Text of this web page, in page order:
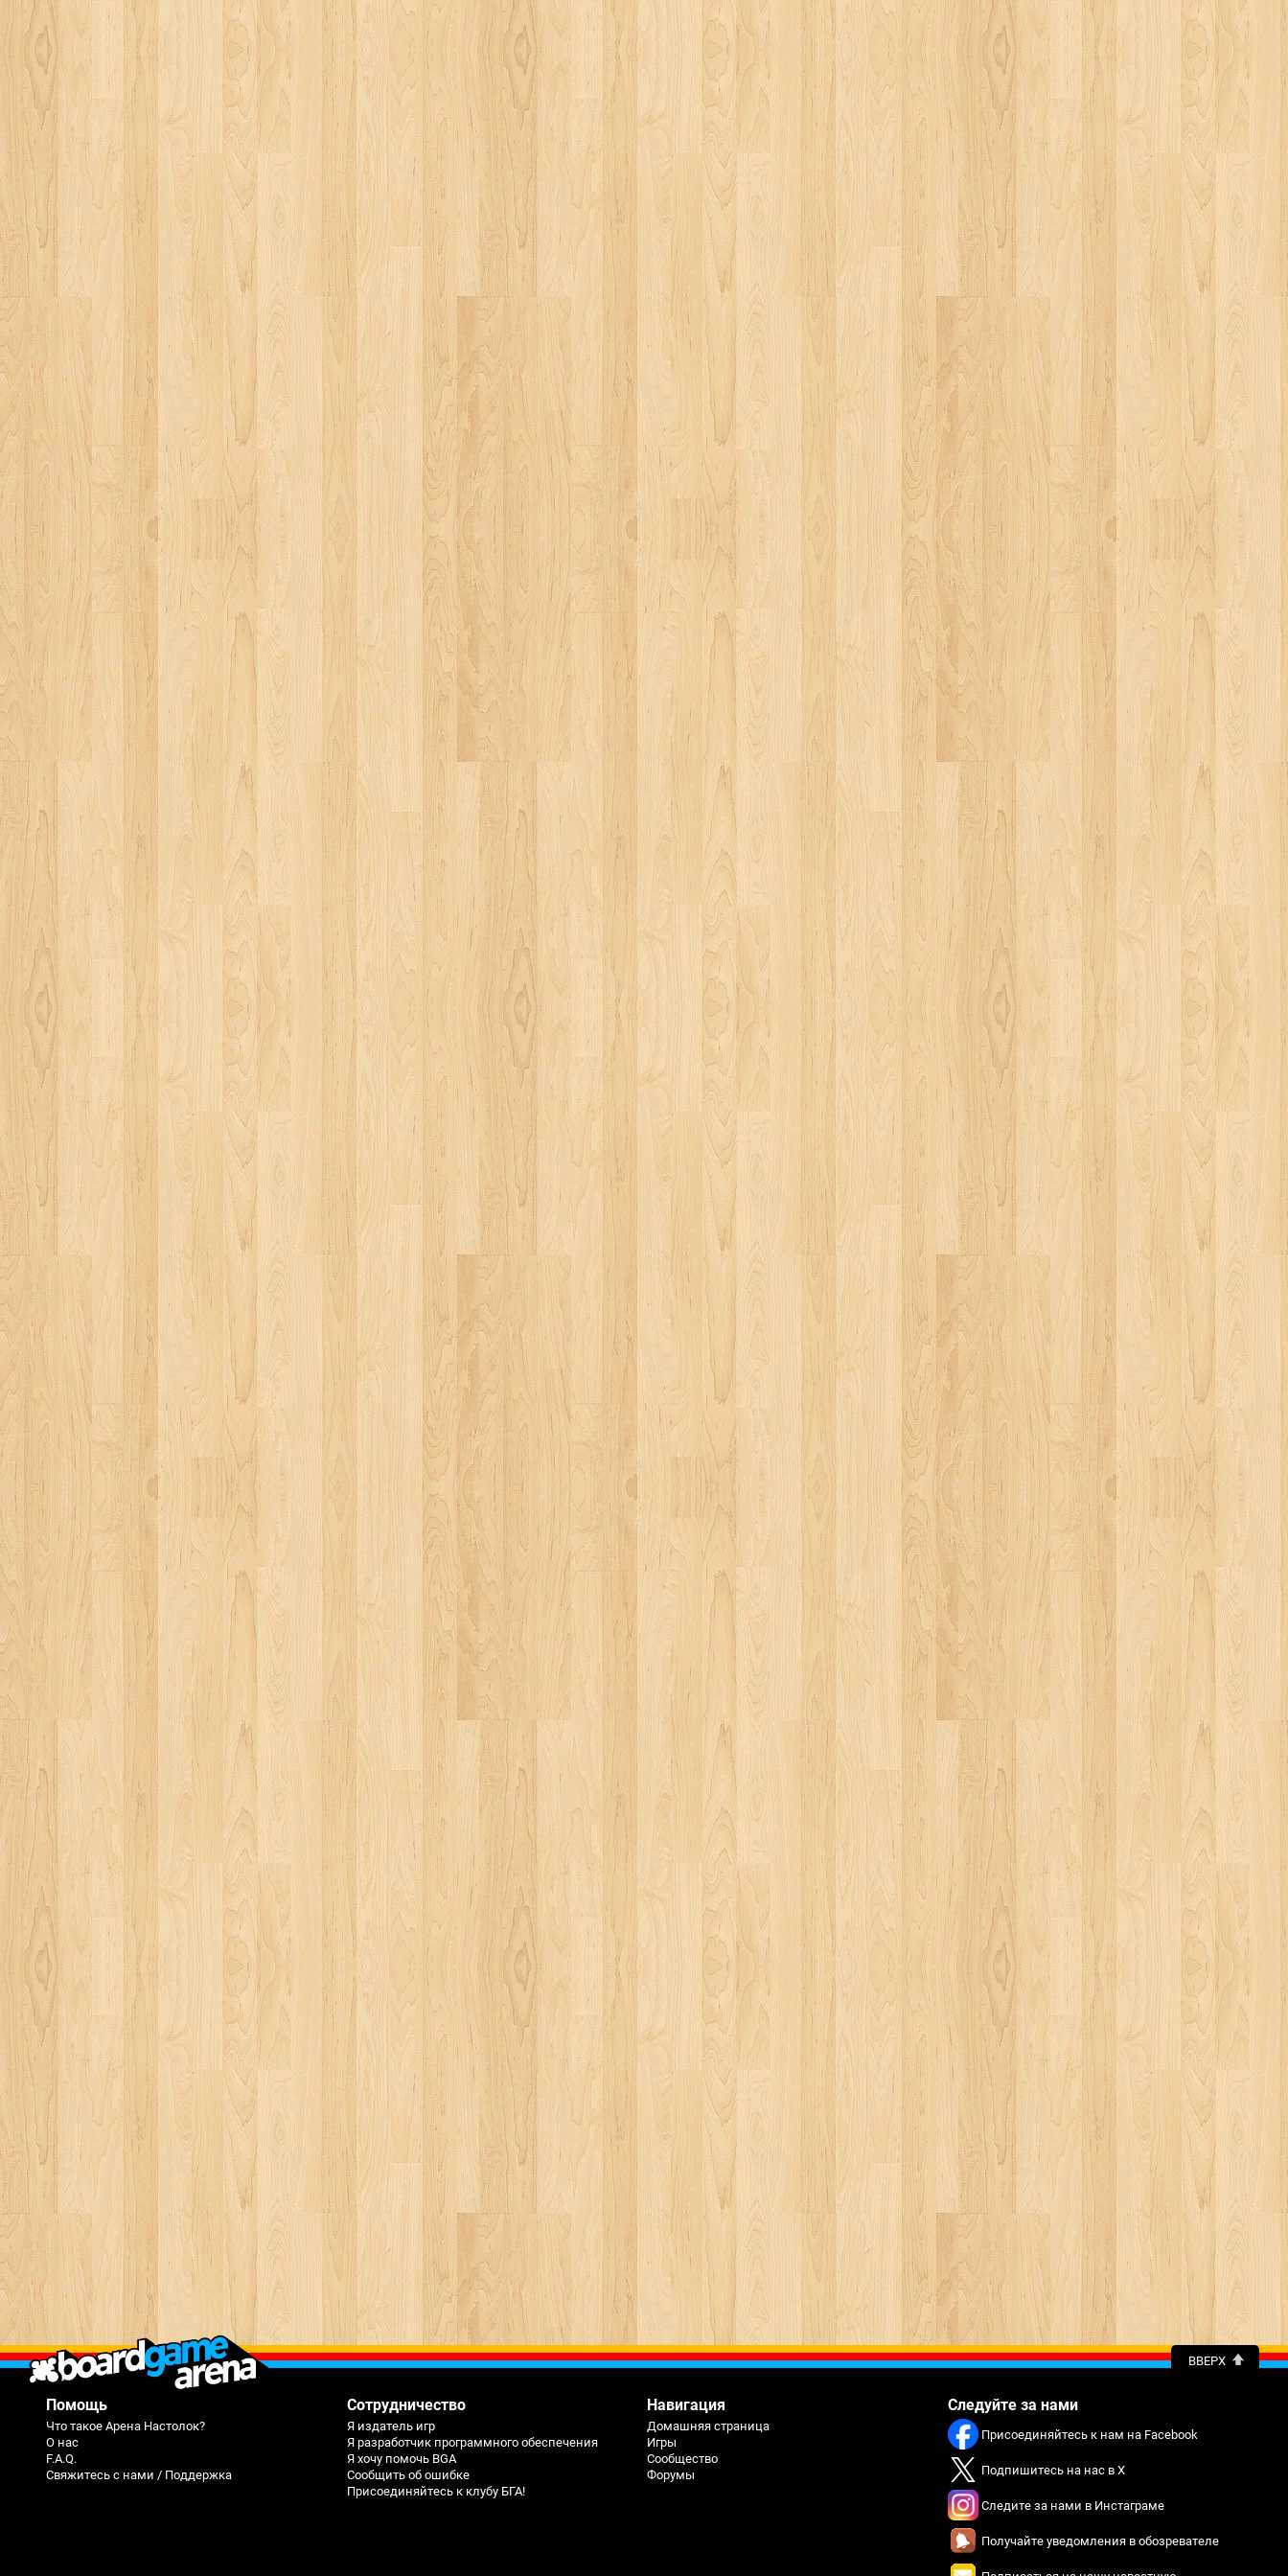
ВВЕРХ
Помощь
Что такое Арена Настолок?
О нас
F.A.Q.
Свяжитесь с нами / Поддержка
Сотрудничество
Я издатель игр
Я разработчик программного обеспечения
Я хочу помочь BGA
Сообщить об ошибке
Присоединяйтесь к клубу БГА!
Навигация
Домашняя страница
Игры
Сообщество
Форумы
Следуйте за нами
Присоединяйтесь к нам на Facebook
Подпишитесь на нас в X
Следите за нами в Инстаграме
Получайте уведомления в обозревателе